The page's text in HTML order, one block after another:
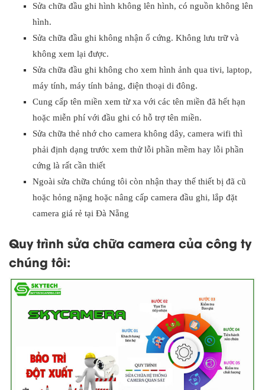
Sửa chữa đầu ghi hình không lên hình, có nguồn không lên
hình.
Sửa chữa đầu ghi không nhận ổ cứng. Không lưu trữ và
không xem lại được.
Sửa chữa đầu ghi không cho xem hình ảnh qua tivi, laptop,
máy tính, máy tính bảng, điện thoại di đông.
Cung cấp tên miền xem từ xa với các tên miền đã hết hạn
hoặc miễn phí với đầu ghi có hỗ trợ tên miền.
Sửa chữa thẻ nhớ cho camera không dây, camera wifi thì
phải định dạng trước xem thử lỗi phần mềm hay lỗi phần
cứng là rất cần thiết
Ngoài sửa chữa chúng tôi còn nhận thay thế thiết bị đã cũ
hoặc hỏng nặng hoặc nâng cấp camera đầu ghi, lắp đặt
camera giá rẻ tại Đà Nẵng
Quy trình sửa chữa camera của công ty
chúng tôi: